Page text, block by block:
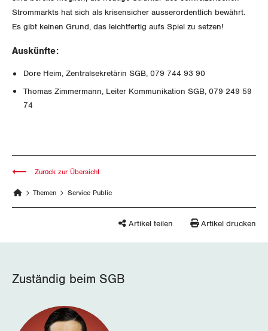
Schwyz
Tessin
Wallis
Zug
Strommarkts hat sich als krisensicher ausserordentlich bewährt.
Es gibt keinen Grund, das leichtfertig aufs Spiel zu setzen!
Auskünfte:
Dore Heim, Zentralsekretärin SGB, 079 744 93 90
Thomas Zimmermann, Leiter Kommunikation SGB, 079 249 59
74
Themen Service Public
Zurück zur Übersicht
Artikel teilen Artikel drucken
Zuständig beim SGB